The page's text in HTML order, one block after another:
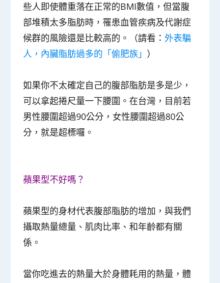
些人即使體重落在正常的BMI數值，但當腹
部堆積太多脂肪時，罹患血管疾病及代謝症
候群的風險還是比較高的。（請看：外表騙
人，內臟脂肪過多的「偷肥族」 ）
如果你不太確定自己的腹部脂肪是多是少，
可以拿起捲尺量一下腰圍。在台灣，目前若
男性腰圍超過90公分，女性腰圍超過80公
分，就是超標囉。
蘋果型不好嗎？
蘋果型的身材代表腹部脂肪的增加，與我們
攝取熱量總量、肌肉比率、和年齡都有關
係。
當你吃進去的熱量大於身體耗用的熱量，體